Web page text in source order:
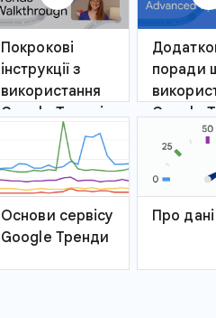
Покрокові
інструкції з
використання
Google Трендів
поради
Google
Основи сервісу
Google Тренди
Про дані